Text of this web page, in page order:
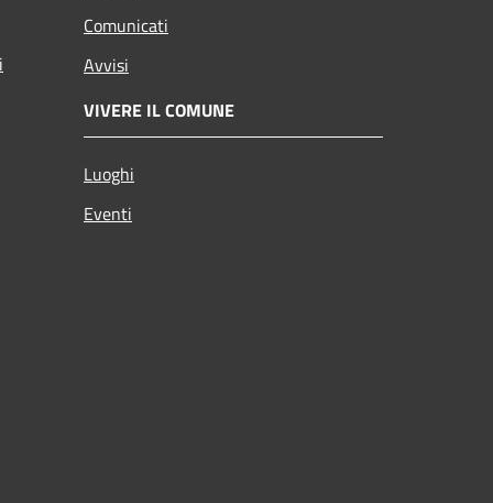
Comunicati
Avvisi
VIVERE IL COMUNE
Luoghi
Eventi